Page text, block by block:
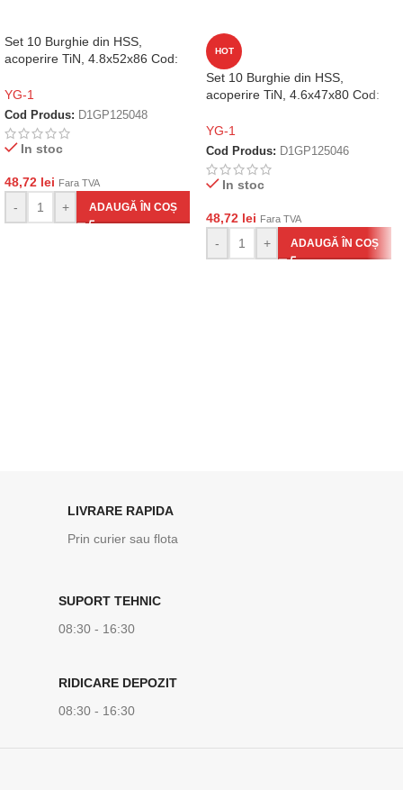
Set 10 Burghie din HSS,
acoperire TiN, 4.8x52x86 Cod:
YG-1
Cod Produs: D1GP125048
In stoc
48,72 lei Fara TVA
- + ADAUGĂ ÎN COȘ
HOT
Set 10 Burghie din HSS,
acoperire TiN, 4.6x47x80 Cod:
YG-1
Cod Produs: D1GP125046
In stoc
48,72 lei Fara TVA
- + ADAUGĂ ÎN COȘ
LIVRARE RAPIDA
Prin curier sau flota
SUPORT TEHNIC
08:30 - 16:30
RIDICARE DEPOZIT
08:30 - 16:30